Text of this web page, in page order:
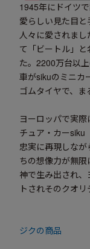
1945年にドイツ
愛らしい見た目
人々に愛されま
て「ビートル」
た。2200万台以
車がsikuのミニカ
ゴムタイヤで、ま
ヨーロッパで実
チュア・カーsiku
忠実に再現しな
ちの想像力が無
神で生み出され
トされそのクオリ
ジクの商品